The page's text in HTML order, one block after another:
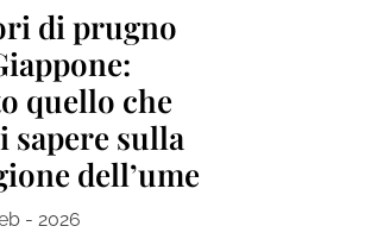
di prugno
quello che
sapere sulla
dell’ume
- 2026